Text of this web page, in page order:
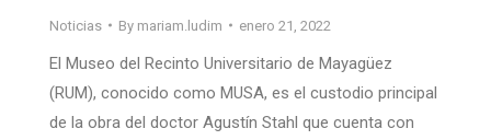
Noticias By mariam.ludim enero 21, 2022
El Museo del Recinto Universitario de Mayagüez
(RUM), conocido como MUSA, es el custodio principal
de la obra del doctor Agustín Stahl que cuenta con